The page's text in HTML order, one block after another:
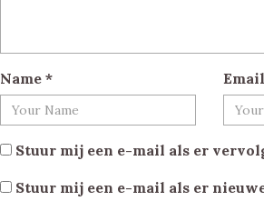
Name * Email
Stuur mij een e-mail als er
Stuur mij een e-mail als er